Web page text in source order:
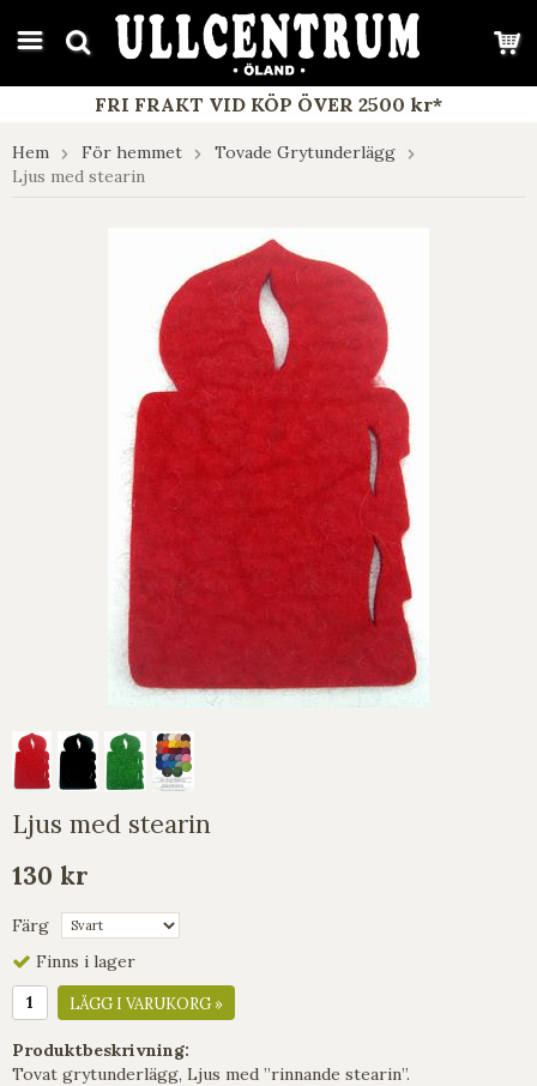
google-site-verification: google7e4b1026db5d9f32.html
FRI FRAKT VID KÖP ÖVER 2500 kr*
Hem För hemmet
Tovade Grytunderlägg
Ljus med stearin
Ljus med stearin
130 kr
Färg
Finns i lager
LÄGG I VARUKORG »
Produktbeskrivning:
Tovat grytunderlägg, Ljus med ”rinnande stearin”.